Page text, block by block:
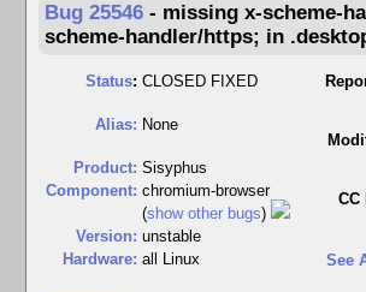
Bug 25546 - missing x-scheme-
scheme-handler/https; in
Status: CLOSED FIXED
Alias: None
Product: Sisyphus
Component: chromium-browser
(show other bugs)
Version: unstable
Hardware: all Linux
CC
See